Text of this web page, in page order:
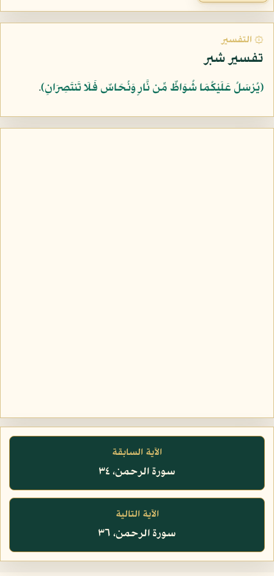
۞ التفسير
تفسير شبر
﴿يُرْسَلُ عَلَيْكُمَا شُوَاظٌ مِّن نَّارٍ وَنُحَاسٌ فَلَا تَنتَصِرَانِ﴾.
الآية السابقة
سورة الرحمن، ٣٤
الآية التالية
سورة الرحمن، ٣٦